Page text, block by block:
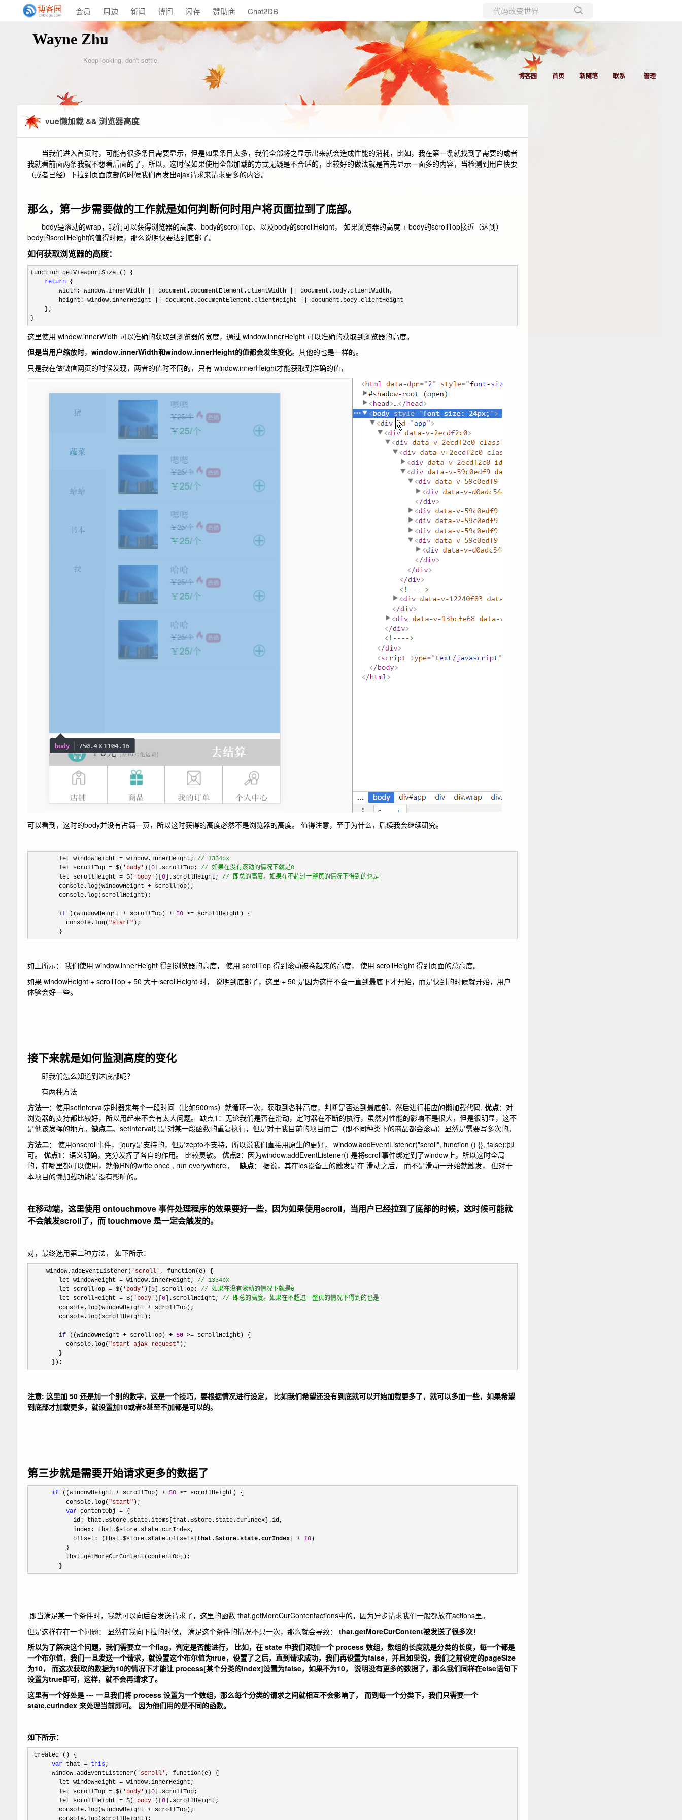
会员 周边 新闻 博问 闪存 赞助商 Chat2DB
所有博客
当前博客
Wayne Zhu
Keep looking, don't settle.
博客园 首页 新随笔 联系 管理
vue懒加载 && 浏览器高度
当我们进入首页时，可能有很多条目需要显示，但是如果条目太多，我们全部将之显示出来就会造成性能的消耗，比如，我在第一条就找到了需要的或者
我就看前面两条我就不想看后面的了，所以，这时候如果使用全部加载的方式无疑是不合适的，比较好的做法就是首先显示一面多的内容，当检测到用户快要
（或者已经）下拉到页面底部的时候我们再发出ajax请求来请求更多的内容。
那么，第一步需要做的工作就是如何判断何时用户将页面拉到了底部。
body是滚动的wrap，我们可以获得浏览器的高度、body的scrollTop、以及body的scrollHeight， 如果浏览器的高度 + body的scrollTop接近（达到）
body的scrollHeight的值得时候，那么说明快要达到底部了。
如何获取浏览器的高度：
function getViewportSize () {
return {
        width: window.innerWidth
|| document.documentElement.clientWidth ||
document.body.clientWidth,
        height: window.innerHeight
|| document.documentElement.clientHeight ||
document.body.clientHeight
    };
}
这里使用 window.innerWidth 可以准确的获取到浏览器的宽度，通过 window.innerHeight 可以准确的获取到浏览器的高度。
但是当用户缩放时， window.innerWidth和window.innerHeight的值都会发生变化。其他的也是一样的。
只是我在做微信网页的时候发现，两者的值时不同的，只有 window.innerHeight才能获取到准确的值，
可以看到，这时的body并没有占满一页，所以这时获得的高度必然不是浏览器的高度。 值得注意，至于为什么，后续我会继续研究。
        let windowHeight = window.innerHeight;
// 1334px
        let scrollTop = $(
' body' )[ 0].scrollTop; // 如果在没有滚动的情况下就是0
        let scrollHeight = $(
' body' )[ 0].scrollHeight; // 即总的高度。如果在不超过一整页的情况下得到的也是
        console.log(windowHeight +
scrollTop);
        console.log(scrollHeight);
if ((windowHeight + scrollTop) + 50 >= scrollHeight) {
          console.log(
"start" );
        }
如上所示： 我们使用 window.innerHeight 得到浏览器的高度， 使用 scrollTop 得到滚动被卷起来的高度， 使用 scrollHeight 得到页面的总高度。
如果 windowHeight + scrollTop + 50 大于 scrollHeight 时， 说明到底部了，这里 + 50 是因为这样不会一直到最底下才开始，而是快到的时候就开始，用户
体验会好一些。
接下来就是如何监测高度的变化
即我们怎么知道到达底部呢？
有两种方法
方法一：使用setInterval定时器来每个一段时间（比如500ms）就循环一次，获取到各种高度，判断是否达到最底部，然后进行相应的懒加载代码, 优点：对
浏览器的支持都比较好，所以用起来不会有太大问题。 缺点1：无论我们是否在滑动，定时器在不断的执行，虽然对性能的影响不是很大，但是很明显，这不
是他该发挥的地方。 缺点二、setInterval只是对某一段函数的重复执行，但是对于我目前的项目而言（即不同种类下的商品都会滚动）显然是需要写多次的。
方法二： 使用onscroll事件， jqury是支持的，但是zepto不支持，所以说我们直接用原生的更好， window.addEventListener("scroll", function () {}, false);即
可。 优点1 ：语义明确，充分发挥了各自的作用。 比较灵敏。 优点2：因为window.addEventListener() 是将scroll事件绑定到了window上，所以这时全局
的，在哪里都可以使用，就像RN的write once , run everywhere。 缺点： 据说，其在ios设备上的触发是在 滑动之后， 而不是滑动一开始就触发， 但对于
本项目的懒加载功能是没有影响的。
在移动端，这里使用 ontouchmove 事件处理程序的效果要好一些，因为如果使用scroll，当用户已经拉到了底部的时候，这时候可能就
不会触发scroll了，而 touchmove 是一定会触发的。
对，最终选用第二种方法， 如下所示：
window.addEventListener( ' scroll' , function(e) {
        let windowHeight
= window.innerHeight; // 1334px
        let scrollTop = $(
' body' )[ 0].scrollTop; // 如果在没有滚动的情况下就是0
        let scrollHeight = $(
' body' )[ 0].scrollHeight; // 即总的高度。如果在不超过一整页的情况下得到的也是
        console.log(windowHeight +
scrollTop);
        console.log(scrollHeight);
if ((windowHeight + scrollTop) + 50 >= scrollHeight) {
          console.log(
"start ajax request" );
        }
      });
注意: 这里加 50 还是加一个别的数字，这是一个技巧，要根据情况进行设定， 比如我们希望还没有到底就可以开始加载更多了，就可以多加一些，如果希望
到底部才加载更多，就设置加10或者5甚至不加都是可以的。
第三步就是需要开始请求更多的数据了
if ((windowHeight + scrollTop) + 50 >= scrollHeight) {
          console.log(
"start" );
var contentObj = {
            id: that.$store.state.items[that.$store.state.curIndex].id,
            index: that.$store.state.curIndex,
            offset: (that.$store.state.offsets[
that.$store.state.curIndex] + 10)
          }
          that.getMoreCurContent(contentObj);
        }
即当满足某一个条件时，我就可以向后台发送请求了，这里的函数 that.getMoreCurContentactions中的，因为异步请求我们一般都放在actions里。
但是这样存在一个问题： 显然在我向下拉的时候， 满足这个条件的情况不只一次，那么就会导致：
that.getMoreCurContent被发送了很多次！
所以为了解决这个问题，我们需要立一个flag，判定是否能进行， 比如，在 state 中我们添加一个 process 数组，数组的长度就是分类的长度，每一个都是
一个布尔值，我们一旦发送一个请求，就设置这个布尔值为true，设置了之后，直到请求成功，我们再设置为false，并且如果说，我们之前设定的pageSize
为10， 而这次获取的数据为10的情况下才能让 process[某个分类的index]设置为false，如果不为10， 说明没有更多的数据了，那么我们同样在else语句下
设置为true即可，这样，就不会再请求了。
这里有一个好处是 --- 一旦我们将 process 设置为一个数组，那么每个分类的请求之间就相互不会影响了， 而到每一个分类下，我们只需要一个
state.curIndex 来处理当前即可。 因为他们用的是不同的函数。
如下所示：
created () {
var that = this;
      window.addEventListener(
' scroll' , function(e) {
        let windowHeight
= window.innerHeight;
        let scrollTop
= $( ' body' )[ 0].scrollTop;
        let scrollHeight
= $( ' body' )[ 0].scrollHeight;
        console.log(windowHeight
+ scrollTop);